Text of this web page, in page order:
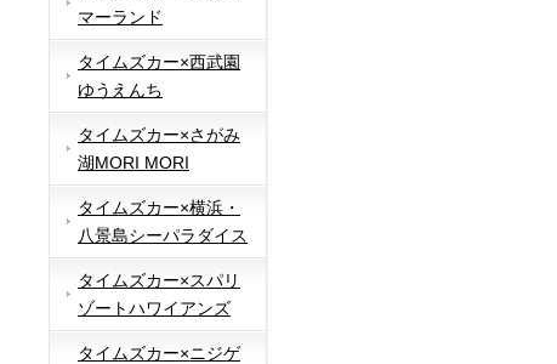
マーランド
タイムズカー×西武園
ゆうえんち
タイムズカー×さがみ
湖MORI MORI
タイムズカー×横浜・
八景島シーパラダイス
タイムズカー×スパリ
ゾートハワイアンズ
タイムズカー×ニジゲ